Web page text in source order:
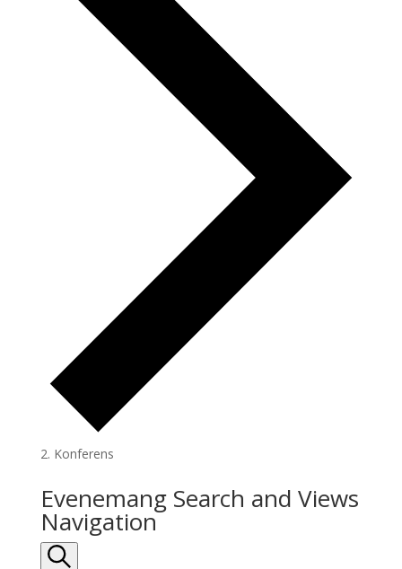
Konferens
Evenemang
Evenemang Search and Views
Navigation